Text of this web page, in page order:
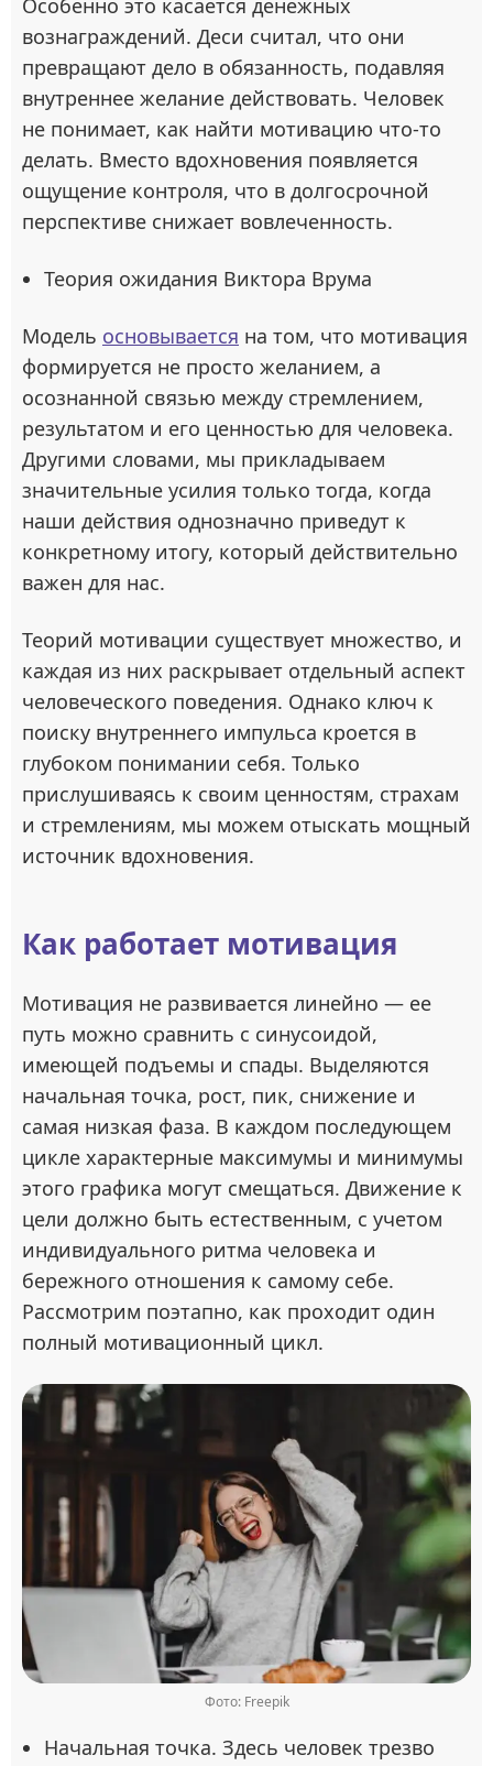
Особенно это касается денежных
вознаграждений. Деси считал, что они
превращают дело в обязанность, подавляя
внутреннее желание действовать. Человек
не понимает, как найти мотивацию что-то
делать. Вместо вдохновения появляется
ощущение контроля, что в долгосрочной
перспективе снижает вовлеченность.
Теория ожидания Виктора Врума
Модель основывается на том, что мотивация
формируется не просто желанием, а
осознанной связью между стремлением,
результатом и его ценностью для человека.
Другими словами, мы прикладываем
значительные усилия только тогда, когда
наши действия однозначно приведут к
конкретному итогу, который действительно
важен для нас.
Теорий мотивации существует множество, и
каждая из них раскрывает отдельный аспект
человеческого поведения. Однако ключ к
поиску внутреннего импульса кроется в
глубоком понимании себя. Только
прислушиваясь к своим ценностям, страхам
и стремлениям, мы можем отыскать мощный
источник вдохновения.
Как работает мотивация
Мотивация не развивается линейно — ее
путь можно сравнить с синусоидой,
имеющей подъемы и спады. Выделяются
начальная точка, рост, пик, снижение и
самая низкая фаза. В каждом последующем
цикле характерные максимумы и минимумы
этого графика могут смещаться. Движение к
цели должно быть естественным, с учетом
индивидуального ритма человека и
бережного отношения к самому себе.
Рассмотрим поэтапно, как проходит один
полный мотивационный цикл.
Фото: Freepik
Начальная точка. Здесь человек трезво